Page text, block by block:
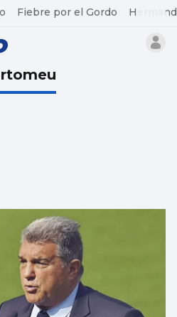
Fiebre por el Gordo